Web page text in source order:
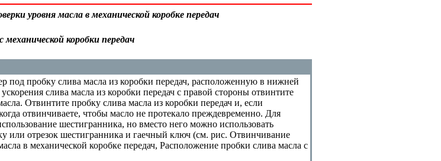
уровня масла в механической коробке передач
коробки передач
под пробку слива масла из коробки передач, расположенную в нижней
слива масла из коробки передач с правой стороны отвинтите
Отвинтите пробку слива масла из коробки передач и, если
отвинчиваете, чтобы масло не протекало преждевременно. Для
шестигранника, но вместо него можно использовать
или отрезок шестигранника и гаечный ключ (см. рис. Отвинчивание
в механической коробке передач, Расположение пробки слива масла с